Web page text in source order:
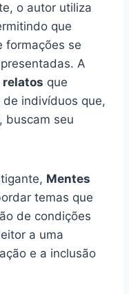
o autor utiliza
que
formações se
A
relatos que
indivíduos que,
buscam seu
Mentes
temas que
de condições
a uma
e a inclusão